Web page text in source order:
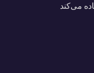
می‌کند